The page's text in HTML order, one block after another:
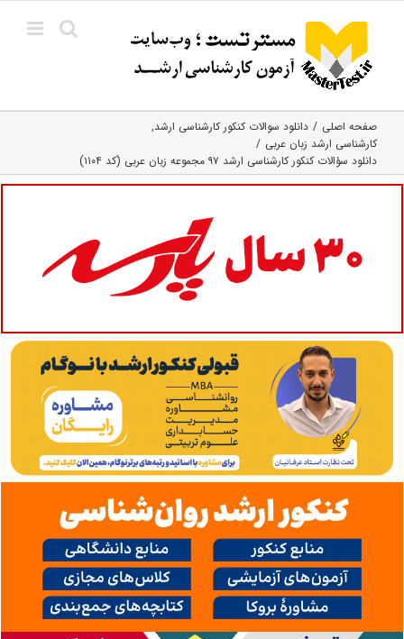
content
صفحه اصلی
دانلود سوالات کنکور کارشناسی ارشد
کارشناسی ارشد زبان عربی
دانلود سؤالات کنکور کارشناسی ارشد ۹۷ مجموعه زبان عربی (کد ۱۱۰۴)